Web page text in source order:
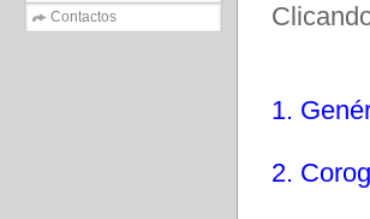
Contactos
1.
2.